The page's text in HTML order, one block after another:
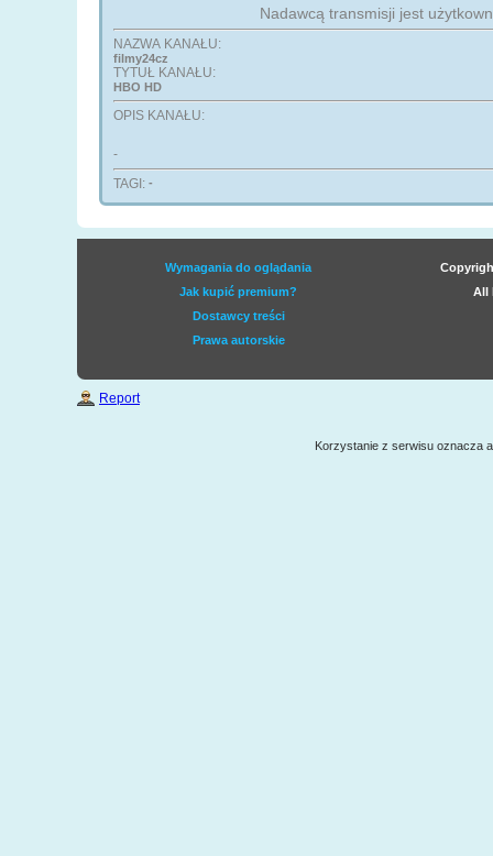
Nadawcą transmisji jest
NAZWA KANAŁU:
filmy24cz
TYTUŁ KANAŁU:
HBO HD
OPIS KANAŁU:
-
TAGI: -
Wymagania do oglądania
Jak kupić premium?
Dostawcy treści
Prawa autorskie
All
Report
Korzystanie z serwisu oznacza